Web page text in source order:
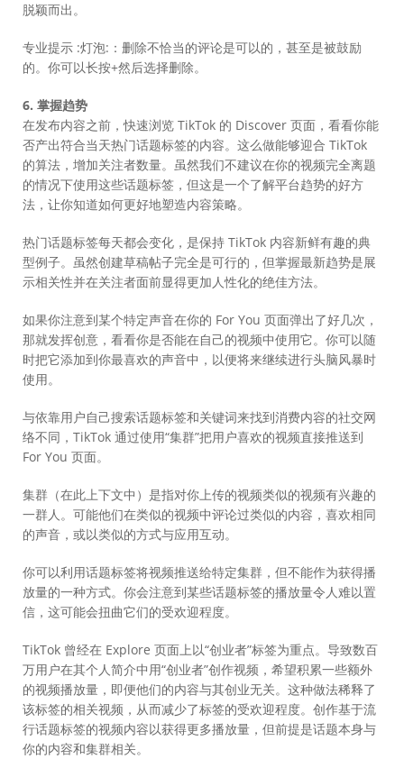
脱颖而出。
专业提示 :灯泡:：删除不恰当的评论是可以的，甚至是被鼓励
的。你可以长按+然后选择删除。
6. 掌握趋势
在发布内容之前，快速浏览 TikTok 的 Discover 页面，看看你能
否产出符合当天热门话题标签的内容。这么做能够迎合 TikTok
的算法，增加关注者数量。虽然我们不建议在你的视频完全离题
的情况下使用这些话题标签，但这是一个了解平台趋势的好方
法，让你知道如何更好地塑造内容策略。
热门话题标签每天都会变化，是保持 TikTok 内容新鲜有趣的典
型例子。虽然创建草稿帖子完全是可行的，但掌握最新趋势是展
示相关性并在关注者面前显得更加人性化的绝佳方法。
如果你注意到某个特定声音在你的 For You 页面弹出了好几次，
那就发挥创意，看看你是否能在自己的视频中使用它。你可以随
时把它添加到你最喜欢的声音中，以便将来继续进行头脑风暴时
使用。
与依靠用户自己搜索话题标签和关键词来找到消费内容的社交网
络不同，TikTok 通过使用“集群”把用户喜欢的视频直接推送到
For You 页面。
集群（在此上下文中）是指对你上传的视频类似的视频有兴趣的
一群人。可能他们在类似的视频中评论过类似的内容，喜欢相同
的声音，或以类似的方式与应用互动。
你可以利用话题标签将视频推送给特定集群，但不能作为获得播
放量的一种方式。你会注意到某些话题标签的播放量令人难以置
信，这可能会扭曲它们的受欢迎程度。
TikTok 曾经在 Explore 页面上以“创业者”标签为重点。导致数百
万用户在其个人简介中用“创业者”创作视频，希望积累一些额外
的视频播放量，即便他们的内容与其创业无关。这种做法稀释了
该标签的相关视频，从而减少了标签的受欢迎程度。创作基于流
行话题标签的视频内容以获得更多播放量，但前提是话题本身与
你的内容和集群相关。